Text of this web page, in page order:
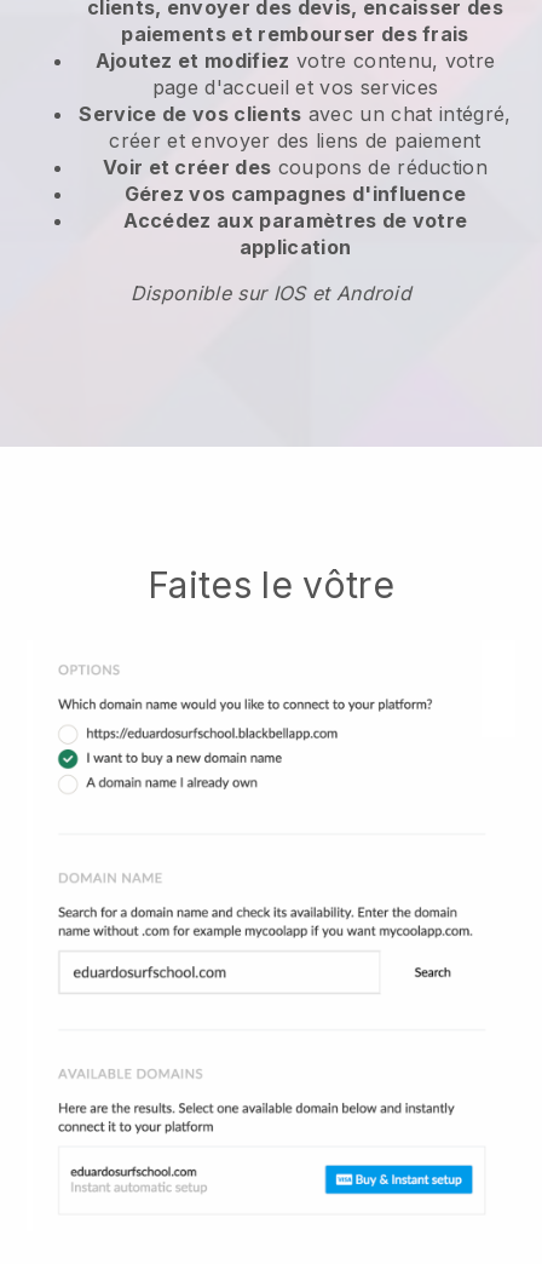
clients, envoyer des devis, encaisser des
paiements et rembourser des frais
Ajoutez et modifiez votre contenu, votre
page d'accueil et vos services
Service de vos clients avec un chat intégré,
créer et envoyer des liens de paiement
Voir et créer des coupons de réduction
Gérez vos campagnes d'influence
Accédez aux paramètres de votre
application
Disponible sur IOS et Android
Faites le vôtre